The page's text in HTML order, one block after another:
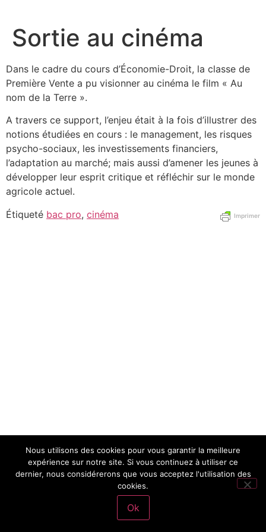
contenu
Sortie au cinéma
Dans le cadre du cours d’Économie-Droit, la classe de
Première Vente a pu visionner au cinéma le film « Au
nom de la Terre ».
A travers ce support, l’enjeu était à la fois d’illustrer des
notions étudiées en cours : le management, les risques
psycho-sociaux, les investissements financiers,
l’adaptation au marché; mais aussi d’amener les jeunes à
développer leur esprit critique et réfléchir sur le monde
agricole actuel.
Imprimer
Étiqueté bac pro, cinéma
Nous utilisons des cookies pour vous garantir la meilleure
expérience sur notre site. Si vous continuez à utiliser ce
dernier, nous considérerons que vous acceptez l'utilisation des
cookies.
Ok